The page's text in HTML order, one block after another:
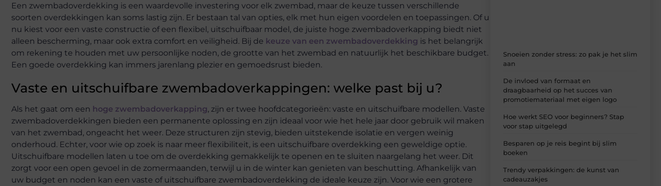
Een zwembadoverdekking is een waardevolle investering voor elk zwembad, maar de keuze tussen verschillende
soorten overdekkingen kan soms lastig zijn. Er bestaan tal van opties, elk met hun eigen voordelen en toepassingen. Of u
nu kiest voor een vaste constructie of een flexibel, uitschuifbaar model, de juiste hoge zwembadoverkapping biedt niet
alleen bescherming, maar ook extra comfort en veiligheid. Bij de keuze van een zwembadoverdekking is het belangrijk
om rekening te houden met uw persoonlijke noden, de grootte van het zwembad en natuurlijk het beschikbare budget.
Een goede overdekking kan immers jarenlang plezier en gemoedsrust bieden.
Vaste en uitschuifbare zwembadoverkappingen: welke past bij u?
Als het gaat om een hoge zwembadoverkapping, zijn er twee hoofdcategorieën: vaste en uitschuifbare modellen. Vaste
zwembadoverdekkingen bieden een permanente oplossing en zijn ideaal voor wie het hele jaar door gebruik wil maken
van het zwembad, ongeacht het weer. Deze structuren zijn stevig, bieden uitstekende isolatie en vergen weinig
onderhoud. Echter, voor wie op zoek is naar meer flexibiliteit, is een uitschuifbare overdekking een geweldige optie.
Uitschuifbare modellen laten u toe om de overdekking gemakkelijk te openen en te sluiten naargelang het weer. Dit
zorgt voor een open gevoel in de zomermaanden, terwijl u in de winter kan genieten van beschutting. Afhankelijk van
uw budget en noden kan een vaste of uitschuifbare zwembadoverdekking de ideale keuze zijn. Voor wie een grotere
Snoeien zonder stress: zo pak je het slim
aan
De invloed van formaat en
draagbaarheid op het succes van
promotiemateriaal met eigen logo
Hoe werkt SEO voor beginners? Stap
voor stap uitgelegd
Besparen op je reis begint bij slim
boeken
Trendy verpakkingen: de kunst van
cadeauzakjes